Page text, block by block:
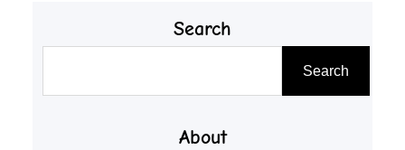
Search
Search
About